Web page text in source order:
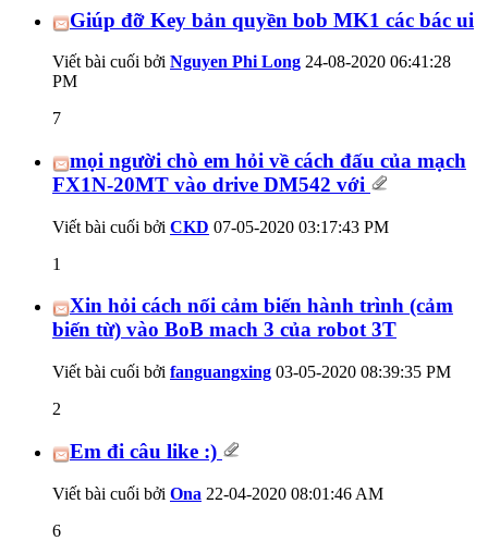
Giúp đỡ Key bản quyền bob MK1 các bác ui
Viết bài cuối bởi Nguyen Phi Long 24-08-2020 06:41:28
PM
7
mọi người chò em hỏi về cách đấu của mạch
FX1N-20MT vào drive DM542 với
Viết bài cuối bởi CKD 07-05-2020 03:17:43 PM
1
Xin hỏi cách nối cảm biến hành trình (cảm
biến từ) vào BoB mach 3 của robot 3T
Viết bài cuối bởi fanguangxing 03-05-2020 08:39:35 PM
2
Em đi câu like :)
Viết bài cuối bởi Ona 22-04-2020 08:01:46 AM
6